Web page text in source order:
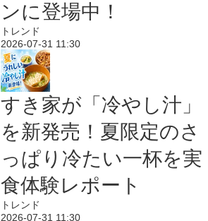
ンに登場中！
トレンド
2026-07-31 11:30
すき家が「冷やし汁」
を新発売！夏限定のさ
っぱり冷たい一杯を実
食体験レポート
トレンド
2026-07-31 11:30